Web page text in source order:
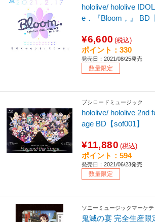
hololive/ hololive
e．『Bloom，』 BD
¥6,600 (税込)
ポイント：330
発売日：2021/08/25発売
数量限定
ブシロードミュージック
hololive/ hololive 2nd
age BD【sof001】
¥11,880 (税込)
ポイント：594
発売日：2021/06/23発売
数量限定
ソニーミュージックマーケ
鬼滅の宴 完全生産